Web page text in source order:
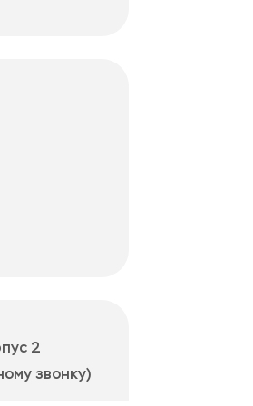
2
звонку)